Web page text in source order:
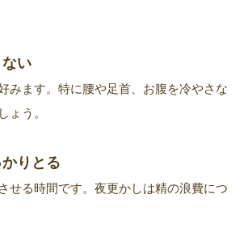
ない
みます。特に腰や足首、お腹を冷やさな
ょう。
りとる
せる時間です。夜更かしは精の浪費につ